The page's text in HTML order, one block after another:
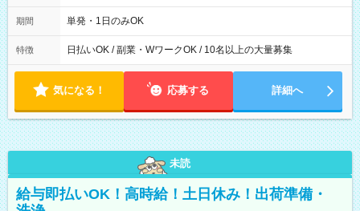
19：00
期間 単発・1日のみOK
特徴 日払いOK / 副業・WワークOK / 10名以上の大量募集
気になる！ 応募する 詳細へ
未読
給与即払いOK！高時給！土日休み！出荷準備・